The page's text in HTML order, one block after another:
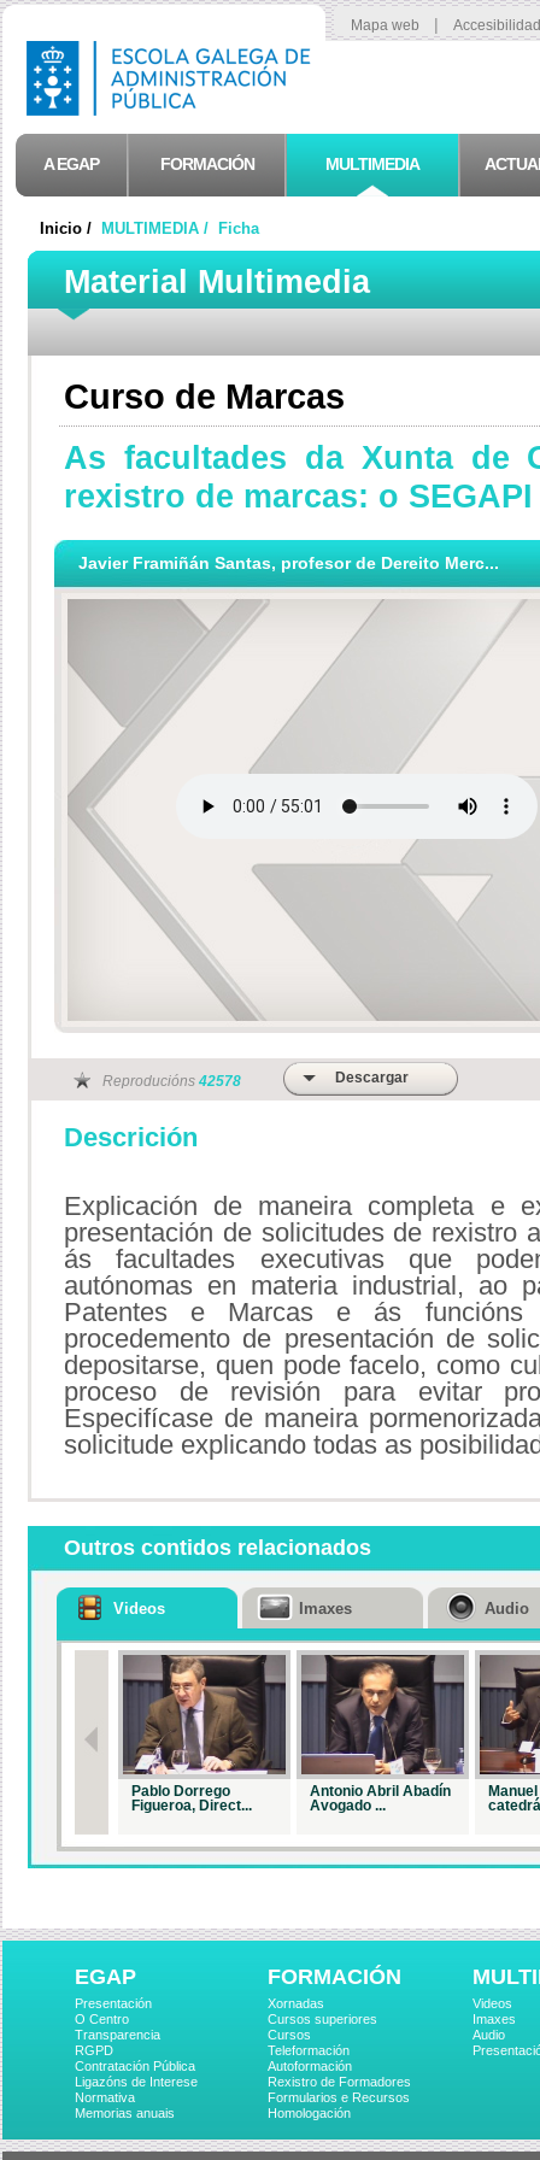
Mapa web |
A EGAP FORMACIÓN MULTIMEDIA
Inicio / MULTIMEDIA / Ficha
Material Multimedia
Curso de Marcas
As facultades da Xunta de
rexistro de marcas: o SEGAPI
Javier Framiñán Santas, profesor de Dereito Merc...
Reproducións 42578 Descargar
Descrición
Explicación de maneira completa e
presentación de solicitudes de rexistro
ás facultades executivas que
autónomas en materia industrial, ao
Patentes e Marcas e ás funcións
procedemento de presentación de
depositarse, quen pode facelo, como
proceso de revisión para evitar
Especifícase de maneira
solicitude explicando todas as
Outros contidos relacionados
Videos
Pablo Dorrego
Figueroa, Direct...
Antonio Abril Abadín
Avogado ...
Imaxes Audio
EGAP
Presentación
O Centro
Transparencia
RGPD
Contratación Pública
Ligazóns de Interese
Normativa
Memorias anuais
FORMACIÓN
Xornadas
Cursos superiores
Cursos
Teleformación
Autoformación
Rexistro de Formadores
Formularios e Recursos
Homologación
Videos
Imaxes
Audio